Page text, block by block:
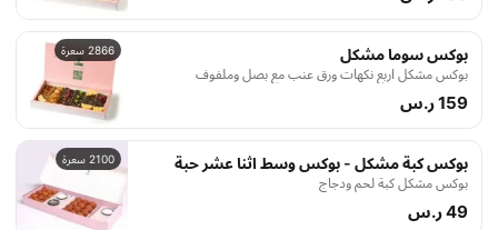
2866 سعرة بوكس سوما مشكل
بوكس مشكل اربع نكهات ورق عنب مع بصل وملفوف
159 ر.س
2100 سعرة بوكس كبة مشكل - بوكس وسط اثنا عشر حبة
بوكس مشكل كبة لحم ودجاج
49 ر.س